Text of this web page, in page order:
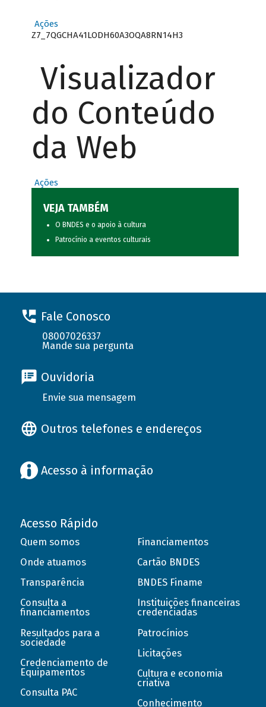
Ações
Z7_7QGCHA41LODH60A3OQA8RN14H3
Visualizador
do Conteúdo
da Web
Ações
VEJA TAMBÉM
O BNDES e o apoio à cultura
Patrocínio a eventos culturais
Fale Conosco
08007026337
Mande sua pergunta
Ouvidoria
Envie sua mensagem
Outros telefones e endereços
Acesso à informação
Acesso Rápido
Quem somos
Onde atuamos
Transparência
Consulta a
financiamentos
Resultados para a
sociedade
Credenciamento de
Equipamentos
Consulta PAC
Financiamentos
Cartão BNDES
BNDES Finame
Instituições financeiras
credenciadas
Patrocínios
Licitações
Cultura e economia
criativa
Conhecimento